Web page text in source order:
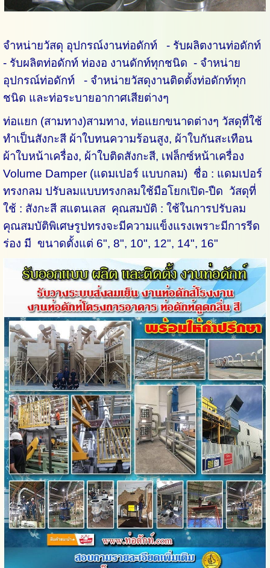
จำหน่ายวัสดุ อุปกรณ์งานท่อดักท์ - รับผลิตงานท่อดักท์
- รับผลิตท่อดักท์ ท่องอ งานดักท์ทุกชนิด - จำหน่าย
อุปกรณ์ท่อดักท์ - จำหน่ายวัสดุงานติดตั้งท่อดักท์ทุก
ชนิด และท่อระบายอากาศเสียต่างๆ
ท่อแยก (สามทาง)สามทาง, ท่อแยกขนาดต่างๆ วัสดุที่ใช้
ทำเป็นสังกะสี ผ้าใบทนความร้อนสูง, ผ้าใบกันสะเทือน
ผ้าใบหน้าเครื่อง, ผ้าใบติดสังกะสี, เฟล็กซ์หน้าเครื่อง
Volume Damper (แดมเปอร์ แบบกลม) ชื่อ : แดมเปอร์
ทรงกลม ปรับลมแบบทรงกลมใช้มือโยกเปิด-ปืด วัสดุที่
ใช้ : สังกะสี สแตนเลส คุณสมบัติ : ใช้ในการปรับลม
คุณสมบัติพิเศษรูปทรงจะมีความแข็งแรงเพราะมีการรีด
ร่อง มี ขนาดตั้งแต่ 6", 8", 10", 12", 14", 16"